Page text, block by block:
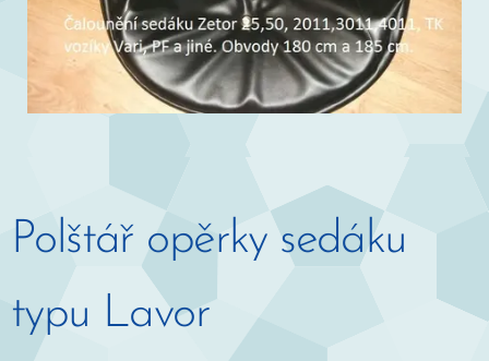
Polštář opěrky sedáku
typu Lavor